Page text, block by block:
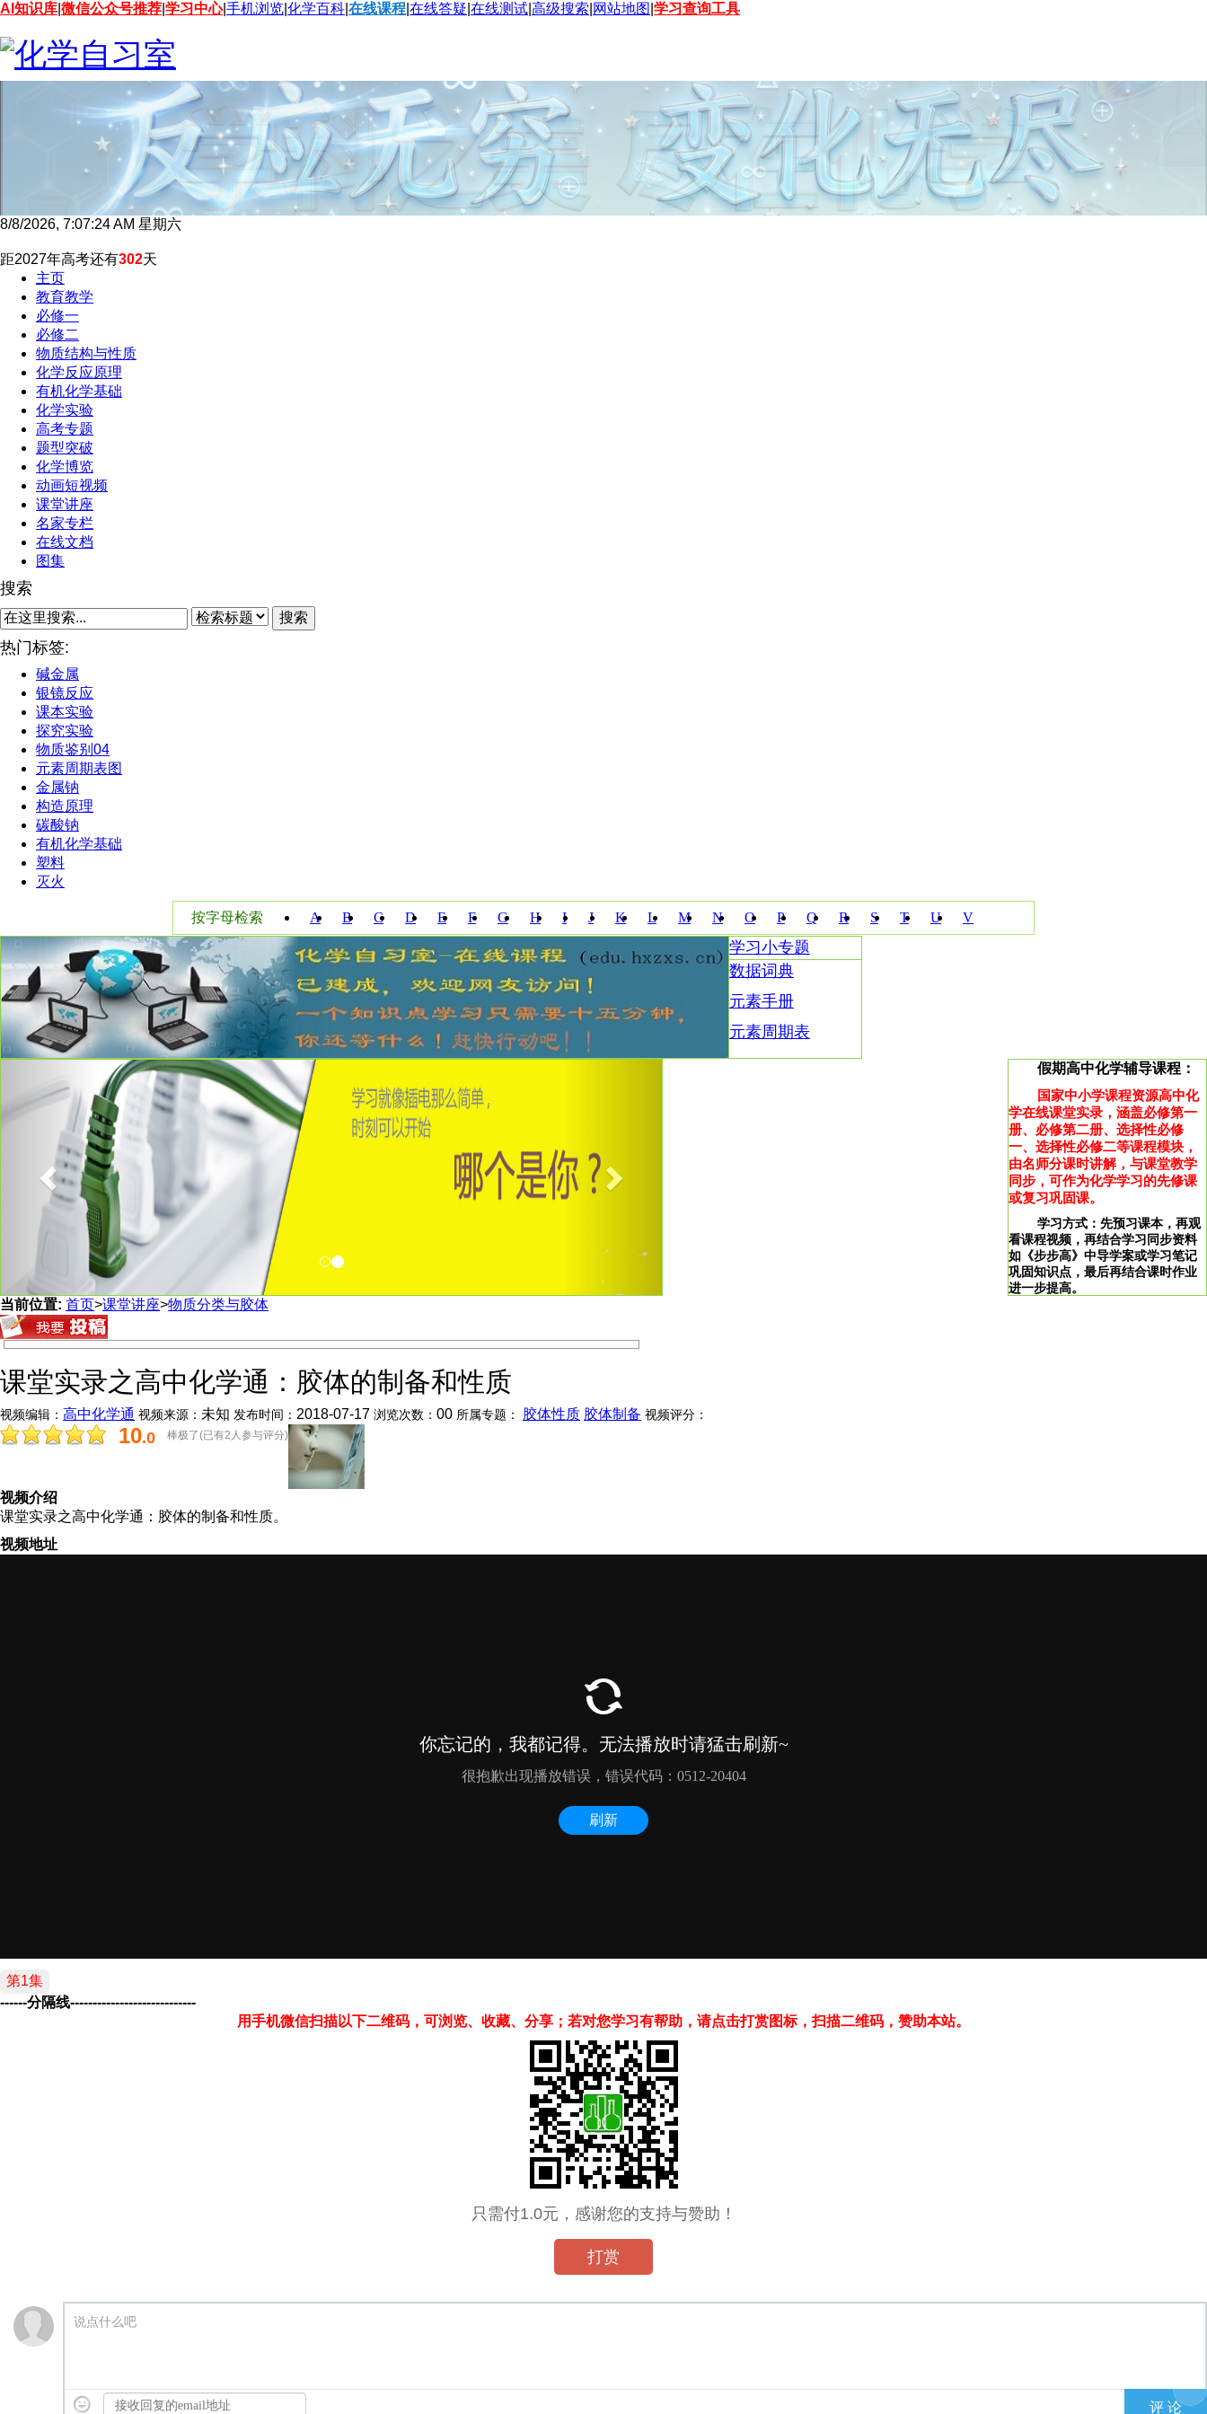
AI知识库 微信公众号推荐 学习中心|手机浏览 化学百科 在线课程 在线答疑 在线测试 高级搜索 网站地图 学习查询工具
8/8/2026, 7:07:25 AM 星期六
距2027年高考还有302天
主页
教育教学
必修一
必修二
物质结构与性质
化学反应原理
有机化学基础
化学实验
高考专题
题型突破
化学博览
动画短视频
课堂讲座
名家专栏
在线文档
图集
搜索
搜索
热门标签:
碱金属
银镜反应
课本实验
探究实验
物质鉴别04
元素周期表图
金属钠
构造原理
碳酸钠
有机化学基础
塑料
灭火
按字母检索 A B C D E F G H I J K L M N O P Q R S T U V
W X Y Z
学习小专题
数据词典
元素手册
元素周期表
Previous 假期高中化学辅导课程：
国家中小学课程资源高中化
学在线课堂实录，涵盖必修第一
册、必修第二册、选择性必修
一、选择性必修二等课程模块，
由名师分课时讲解，与课堂教学
同步，可作为化学学习的先修课
或复习巩固课。
学习方式：先预习课本，再观
看课程视频，再结合学习同步资料
如《步步高》中导学案或学习笔记
巩固知识点，最后再结合课时作业
进一步提高。
当前位置: 首页>课堂讲座>物质分类与胶体
课堂实录之高中化学通：胶体的制备和性质
视频编辑： 高中化学通 视频来源： 未知 发布时间： 2018-07-17 浏览次数： 00 所属专题： 胶体性质 胶体制备 视频评分：
10.0 棒极了(已有2人参与评分)
视频介绍
课堂实录之高中化学通：胶体的制备和性质。
视频地址
第1集
------分隔线----------------------------
用手机微信扫描以下二维码，可浏览、收藏、分享；若对您学习有帮助，请点击打赏图标，扫描二维码，赞助本站。
只需付1.0元，感谢您的支持与赞助！
打赏
说点什么吧